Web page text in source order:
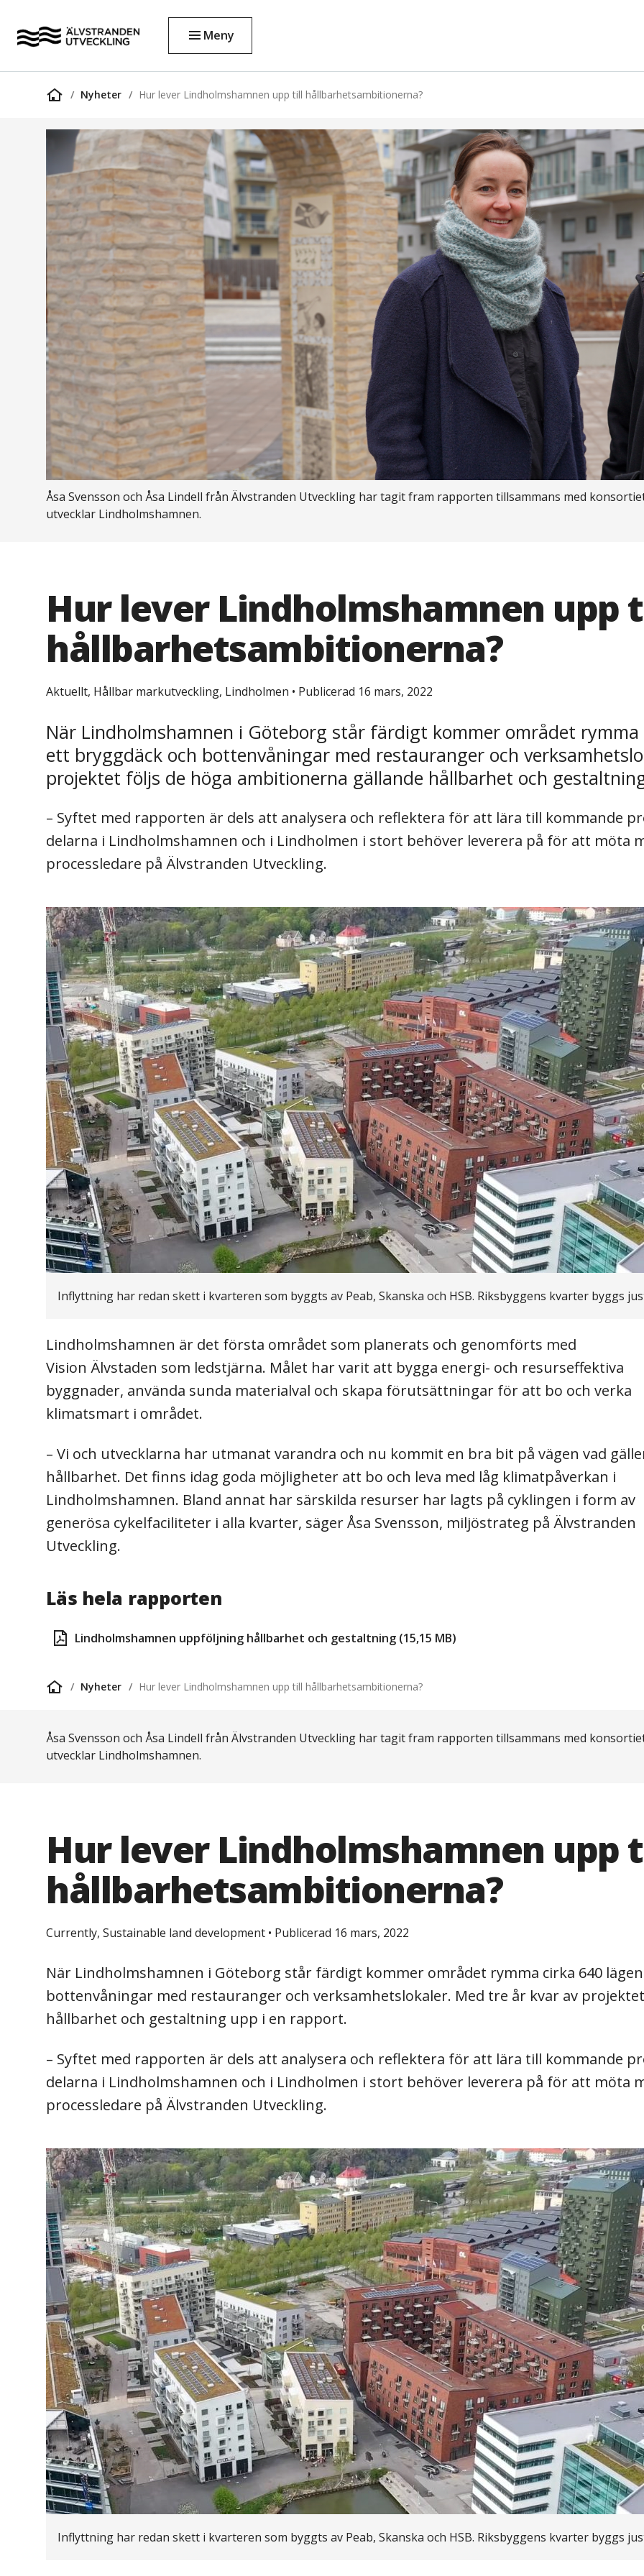
Meny
Startsida
Nyheter Hur lever Lindholmshamnen upp till hållbarhetsambitionerna?
Åsa Svensson och Åsa Lindell från Älvstranden Utveckling har tagit fram rapporten tillsammans med
utvecklar Lindholmshamnen.
Hur lever Lindholmshamnen upp
hållbarhetsambitionerna?
Aktuellt, Hållbar markutveckling, Lindholmen • Publicerad 16 mars, 2022
När Lindholmshamnen i Göteborg står färdigt kommer området
ett bryggdäck och bottenvåningar med restauranger och
projektet följs de höga ambitionerna gällande hållbarhet och
– Syftet med rapporten är dels att analysera och reflektera för att lära till kommande
delarna i Lindholmshamnen och i Lindholmen i stort behöver leverera på för att möta
processledare på Älvstranden Utveckling.
Inflyttning har redan skett i kvarteren som byggts av Peab, Skanska och HSB. Riksbyggens kvarter byggs
Lindholmshamnen är det första området som planerats och genomförts med
Vision Älvstaden som ledstjärna. Målet har varit att bygga energi- och resurseffektiva
byggnader, använda sunda materialval och skapa förutsättningar för att bo och verka
klimatsmart i området.
– Vi och utvecklarna har utmanat varandra och nu kommit en bra bit på vägen vad
hållbarhet. Det finns idag goda möjligheter att bo och leva med låg klimatpåverkan i
Lindholmshamnen. Bland annat har särskilda resurser har lagts på cyklingen i form av
generösa cykelfaciliteter i alla kvarter, säger Åsa Svensson, miljöstrateg på Älvstranden
Utveckling.
Läs hela rapporten
Lindholmshamnen uppföljning hållbarhet och gestaltning (15,15 MB)
Startsida
Nyheter Hur lever Lindholmshamnen upp till hållbarhetsambitionerna?
Åsa Svensson och Åsa Lindell från Älvstranden Utveckling har tagit fram rapporten tillsammans med
utvecklar Lindholmshamnen.
Hur lever Lindholmshamnen upp
hållbarhetsambitionerna?
Currently, Sustainable land development • Publicerad 16 mars, 2022
När Lindholmshamnen i Göteborg står färdigt kommer området rymma cirka 640
bottenvåningar med restauranger och verksamhetslokaler. Med tre år kvar av
hållbarhet och gestaltning upp i en rapport.
– Syftet med rapporten är dels att analysera och reflektera för att lära till kommande
delarna i Lindholmshamnen och i Lindholmen i stort behöver leverera på för att möta
processledare på Älvstranden Utveckling.
Inflyttning har redan skett i kvarteren som byggts av Peab, Skanska och HSB. Riksbyggens kvarter byggs